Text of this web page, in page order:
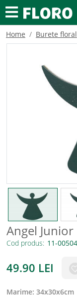
Home Burete floral
Angel Junior
Cod produs:
49.90 LEI
marime: 34x30x6cm